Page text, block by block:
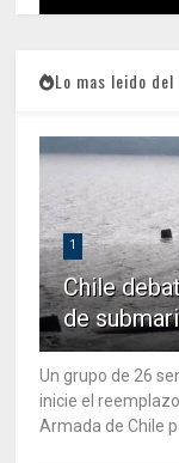
Lo mas leido del
1
Chile
de
Un grupo de 26
inicie el
Armada de Chile